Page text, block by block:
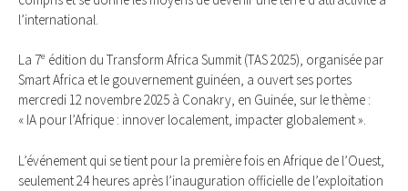
l’international.
La 7ᵉ édition du Transform Africa Summit (TAS 2025), organisée par
Smart Africa et le gouvernement guinéen, a ouvert ses portes
mercredi 12 novembre 2025 à Conakry, en Guinée, sur le thème :
« IA pour l’Afrique : innover localement, impacter globalement ».
L’événement qui se tient pour la première fois en Afrique de l’Ouest,
seulement 24 heures après l’inauguration officielle de l’exploitation